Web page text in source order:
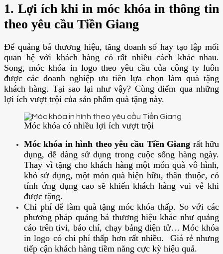
1. Lợi ích khi in móc khóa in thông tin
theo yêu cầu Tiền Giang
Để quảng bá thương hiệu, tăng doanh số hay tạo lập mối
quan hệ với khách hàng có rất nhiều cách khác nhau.
Song, móc khóa in logo theo yêu cầu của công ty luôn
được các doanh nghiệp ưu tiên lựa chọn làm quà tặng
khách hàng. Tại sao lại như vậy? Cùng điểm qua những
lợi ích vượt trội của sản phẩm quà tặng này.
Móc khóa có nhiều lợi ích vượt trội
Móc khóa in hình theo yêu cầu Tiền Giang rất hữu
dụng, dễ dàng sử dụng trong cuộc sống hàng ngày.
Thay vì tặng cho khách hàng một món quà vô hình,
khó sử dụng, một món quà hiện hữu, thân thuộc, có
tính ứng dụng cao sẽ khiến khách hàng vui vẻ khi
được tặng.
Chi phí để làm quà tặng móc khóa thấp. So với các
phương pháp quảng bá thương hiệu khác như quảng
cáo trên tivi, báo chí, chạy bảng điện tử… Móc khóa
in logo có chi phí thấp hơn rất nhiều. Giá rẻ nhưng
tiếp cận khách hàng tiềm năng cực kỳ hiệu quả.